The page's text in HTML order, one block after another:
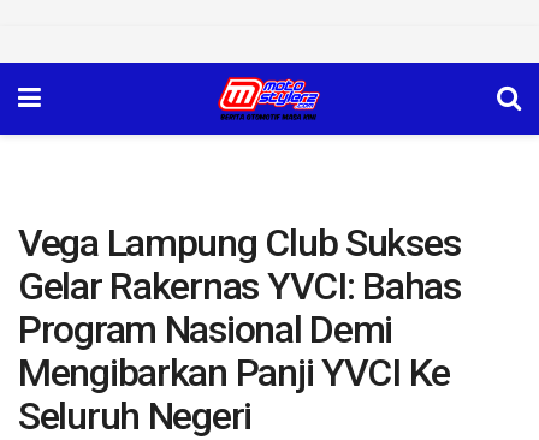
Vega Lampung Club Sukses
Gelar Rakernas YVCI: Bahas
Program Nasional Demi
Mengibarkan Panji YVCI Ke
Seluruh Negeri